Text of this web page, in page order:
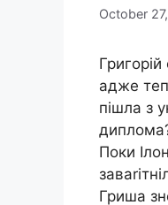
October
адже
пішла з
Поки
Гриша